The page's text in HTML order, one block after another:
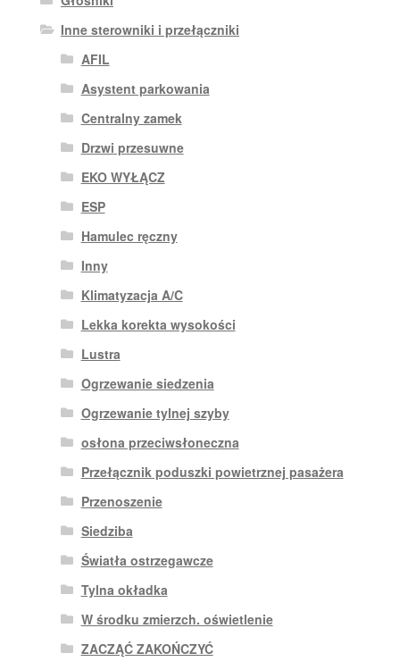
Inne sterowniki i przełączniki
AFIL
Asystent parkowania
Centralny zamek
Drzwi przesuwne
EKO WYŁĄCZ
ESP
Hamulec ręczny
Inny
Klimatyzacja A/C
Lekka korekta wysokości
Lustra
Ogrzewanie siedzenia
Ogrzewanie tylnej szyby
osłona przeciwsłoneczna
Przełącznik poduszki powietrznej pasażera
Przenoszenie
Siedziba
Światła ostrzegawcze
Tylna okładka
W środku zmierzch. oświetlenie
ZACZĄĆ ZAKOŃCZYĆ